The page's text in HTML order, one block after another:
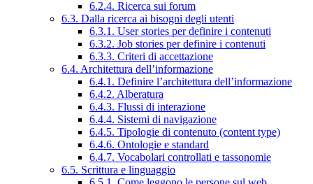
6.2.4. Ricerca sui forum
6.3. Dalla ricerca ai bisogni degli utenti
6.3.1. User stories per definire i contenuti
6.3.2. Job stories per definire i contenuti
6.3.3. Criteri di accettazione
6.4. Architettura dell’informazione
6.4.1. Definire l’architettura dell’informazione
6.4.2. Alberatura
6.4.3. Flussi di interazione
6.4.4. Sistemi di navigazione
6.4.5. Tipologie di contenuto (content type)
6.4.6. Ontologie e standard
6.4.7. Vocabolari controllati e tassonomie
6.5. Scrittura e linguaggio